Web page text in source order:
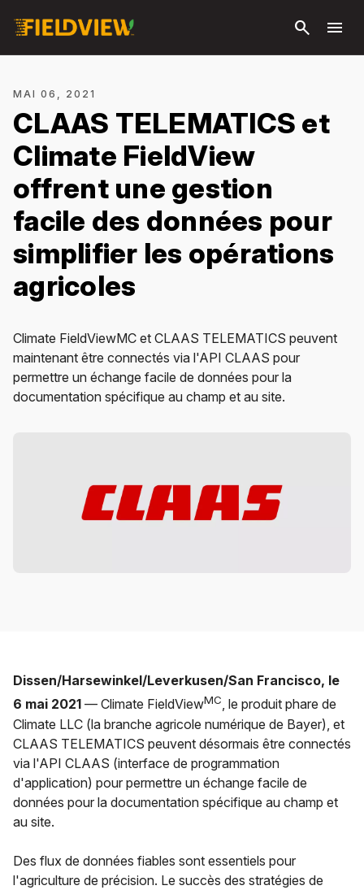
principal
search menu
MAI 06, 2021
CLAAS TELEMATICS et
Climate FieldView
offrent une gestion
facile des données pour
simplifier les opérations
agricoles
Climate FieldViewMC et CLAAS TELEMATICS peuvent
maintenant être connectés via l'API CLAAS pour
permettre un échange facile de données pour la
documentation spécifique au champ et au site.
Dissen/Harsewinkel/Leverkusen/San Francisco, le
6 mai 2021 — Climate FieldViewMC, le produit phare de
Climate LLC (la branche agricole numérique de Bayer), et
CLAAS TELEMATICS peuvent désormais être connectés
via l'API CLAAS (interface de programmation
d'application) pour permettre un échange facile de
données pour la documentation spécifique au champ et
au site.
Des flux de données fiables sont essentiels pour
l'agriculture de précision. Le succès des stratégies de